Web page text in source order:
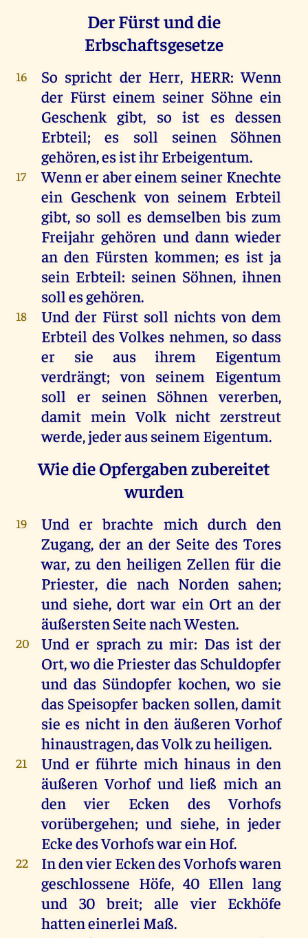
Der Fürst und die
Erbschaftsgesetze
16 So spricht der Herr, HERR:Wenn
der Fürst einem seiner Söhne ein
Geschenk gibt, so ist es dessen
Erbteil;es soll seinen
Söhnen
gehören,esistihrErbeigentum.
17 Wennerabereinem seiner Knechte
ein Geschenk von seinem Erbteil
gibt, so soll es demselben bis zum
Freijahr gehören und dann wieder
an den Fürsten kommen;es ist ja
sein Erbteil: seinen Söhnen,ihnen
sollesgehören.
18 Und der Fürst soll nichts von dem
Erbteil des Volkes nehmen, so dass
er
sie aus ihrem
Eigentum
verdrängt;von seinem Eigentum
soll er seinen Söhnen vererben,
damit mein Volk nicht zerstreut
werde,jederausseinem Eigentum.
Wie die Opfergaben zubereitet
wurden
19 Und er brachte mich durch den
Zugang, der an der Seite des Tores
war, zu den heiligen Zellenfür die
Priester,die nachNorden sahen;
und siehe,dort war ein Ort an der
äußerstenSeitenachWesten.
20 Und er sprach zu mir: Das ist der
Ort,wo die Priesterdas Schuldopfer
und das Sündopfer kochen,wo sie
das Speisopfer backen sollen,damit
sie es nicht in den äußeren Vorhof
hinaustragen,dasVolkzuheiligen.
21 Und er führte mich hinaus in den
äußeren Vorhof und ließ mich an
den
vier Ecken des
Vorhofs
vorübergehen;und siehe, in jeder
EckedesVorhofswareinHof.
22 IndenvierEckendesVorhofswaren
geschlossene Höfe, 40 Ellen lang
und30breit; alle vierEckhöfe
hatteneinerlei Maß.